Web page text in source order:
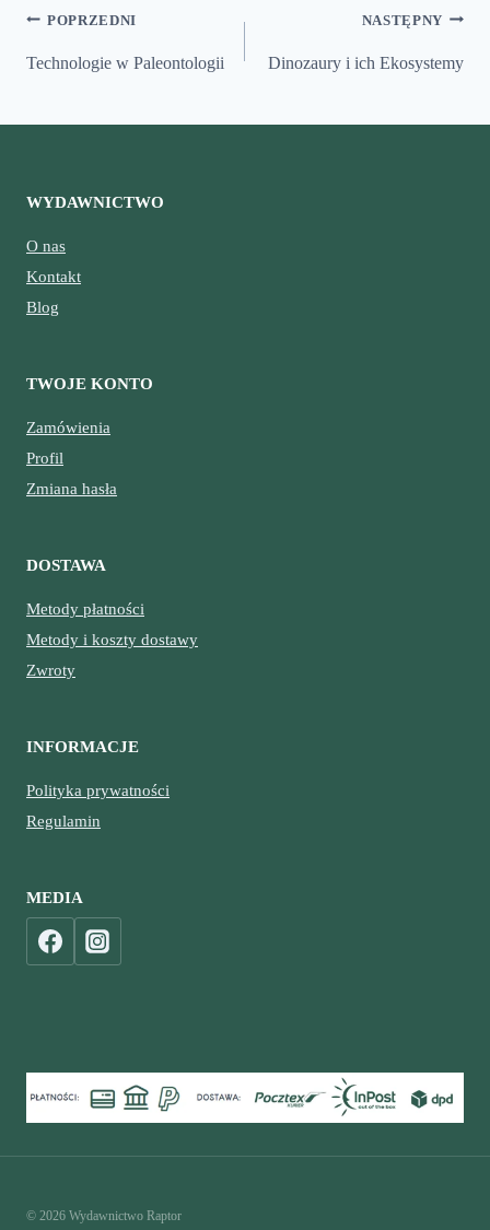
Nawigacja
wpisu
POPRZEDNI
Technologie w Paleontologii
NASTĘPNY
Dinozaury i ich Ekosystemy
WYDAWNICTWO
O nas
Kontakt
Blog
TWOJE KONTO
Zamówienia
Profil
Zmiana hasła
DOSTAWA
Metody płatności
Metody i koszty dostawy
Zwroty
INFORMACJE
Polityka prywatności
Regulamin
MEDIA
© 2026 Wydawnictwo Raptor